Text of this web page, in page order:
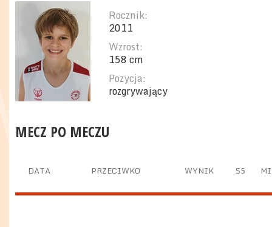
Rocznik:
2011
Wzrost:
158 cm
Pozycja:
rozgrywający
MECZ PO MECZU
DATA PRZECIWKO WYNIK S5